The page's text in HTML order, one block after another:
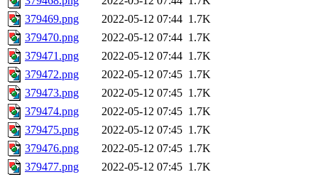
379469.png
2022-05-12 07:44 1.7K
379470.png
2022-05-12 07:44 1.7K
379471.png
2022-05-12 07:44 1.7K
379472.png
2022-05-12 07:45 1.7K
379473.png
2022-05-12 07:45 1.7K
379474.png
2022-05-12 07:45 1.7K
379475.png
2022-05-12 07:45 1.7K
379476.png
2022-05-12 07:45 1.7K
379477.png
2022-05-12 07:45 1.7K